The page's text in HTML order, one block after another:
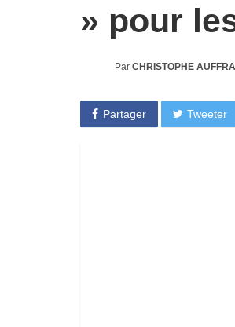
» pour
Par CHRISTOPHE
Partager Tweeter